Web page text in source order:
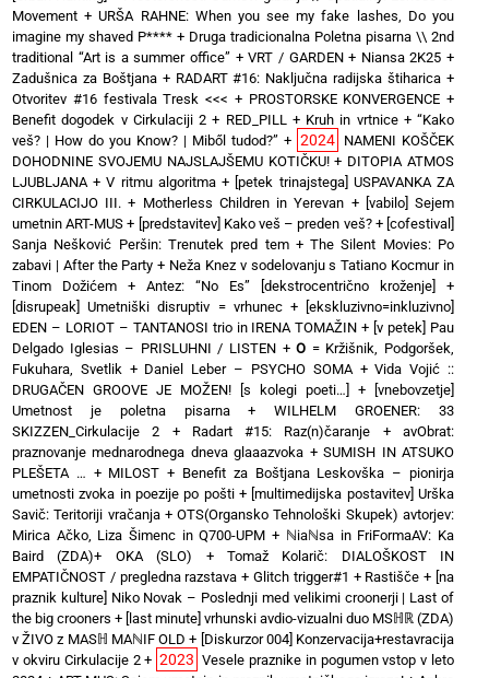
Movement +URŠA RAHNE: When you see my fake lashes, Do you
imagine my shaved P**** + Druga tradicionalna Poletna pisarna \\ 2nd
traditional “Art is a summer office” +VRT / GARDEN+ Niansa 2K25 +
Zadušnica za Boštjana+ RADART #16: Naključna radijska štiharica +
Otvoritev #16 festivala Tresk <<< + PROSTORSKE KONVERGENCE +
Benefit dogodek v Cirkulaciji 2 + RED_PILL + Kruh in vrtnice+ “Kako
veš? | How do you Know? | Miből tudod?” + 2024 NAMENI KOŠČEK
DOHODNINE SVOJEMU NAJSLAJŠEMU KOTIČKU!+ DITOPIA ATMOS
LJUBLJANA +V ritmu algoritma+ [petek trinajstega] USPAVANKA ZA
CIRKULACIJO III. + Motherless Children in Yerevan + [vabilo] Sejem
umetnin ART-MUS + [predstavitev] Kako veš – preden veš?+ [cofestival]
Sanja Nešković Peršin: Trenutek pred tem+The Silent Movies: Po
zabavi | After the Party + Neža Knez v sodelovanju s Tatiano Kocmur in
Tinom Dožićem + Antez: “No Es” [dekstrocentrično kroženje]
+
[disrupeak] Umetniški disruptiv = vrhunec+
[ekskluzivno=inkluzivno]
EDEN – LORIOT – TANTANOSI trio in IRENA TOMAŽIN + [v petek] Pau
Delgado Iglesias – PRISLUHNI / LISTEN +O = Kržišnik, Podgoršek,
Fukuhara, Svetlik + Daniel Leber – PSYCHO SOMA+Vida Vojić ::
DRUGAČEN GROOVE JE MOŽEN! [s kolegi poeti…]
+
[vnebovzetje]
Umetnost je poletna pisarna+WILHELM GROENER: 33
SKIZZEN_Cirkulacije 2 + Radart #15: Raz(n)čaranje +avObrat:
praznovanje mednarodnega dneva glaaazvoka +SUMISH IN ATSUKO
PLEŠETA … + MILOST + Benefit za Boštjana Leskovška – pionirja
umetnosti zvoka in poezije po pošti+ [multimedijska postavitev] Urška
Savič: Teritoriji vračanja+OTS(Organsko Tehnološki Skupek) avtorjev:
Mirica Ačko, Liza Šimenc in Q700-UPM + ℕiaℕsa in FriFormaAV: Ka
Baird (ZDA)+ OKA (SLO) + Tomaž Kolarič: DIALOŠKOST IN
EMPATIČNOST / pregledna razstava +Glitch trigger#1 + Rastišče + [na
praznik kulture] Niko Novak – Poslednji med velikimi croonerji | Last of
the big crooners + [last minute] vrhunski avdio-vizualni duo MSℍℝ (ZDA)
v ŽIVO z MASℍ MAℕIF OLD + [Diskurzor 004] Konzervacija+restavracija
v okviru Cirkulacije 2+ 2023 Vesele praznike in pogumen vstop v leto